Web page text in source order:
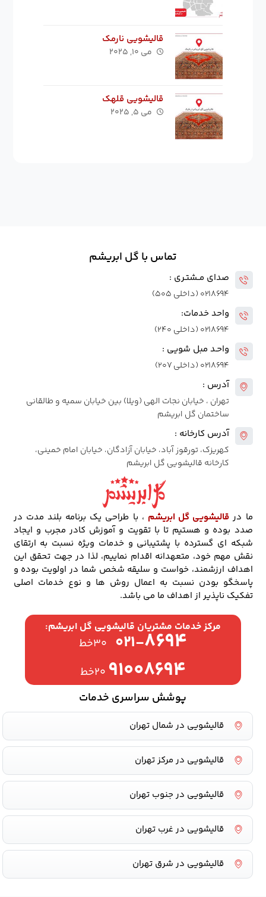
قالیشویی نارمک
می ۱۰, ۲۰۲۵
قالیشویی قلهک
می ۵, ۲۰۲۵
تماس با گل ابریشم
صدای مــشتـری :
۰۲۱۸۶۹۴ (داخلی ۵۰۵)
واحد خدمات:
۰۲۱۸۶۹۴ (داخلی ۲۴۰)
واحـد مبل شویی :
۰۲۱۸۶۹۴ (داخلی ۲۰۷)
آدرس :
تهران ، خیابان نجات الهی (ویلا) بین خیابان سمیه و طالقانی
ساختمان گل ابریشم
آدرس کارخانه :
کهریزک، تورقوز آباد، خیابان آزادگان، خیابان امام خمینی،
کارخانه قالیشویی گل ابریشم
ما در قالیشویی گل ابریشم ، با طراحی یک برنامه بلند مدت در
صدد بوده و هستیم تا با تقویت و آموزش کادر مجرب و ایجاد
شبکه ای گسترده با پشتیبانی و خدمات ویژه نسبت به ارتقای
نقش مهم خود، متعهدانه اقدام نماییم، لذا در جهت تحقق این
اهداف ارزشمند، خواست و سلیقه شخص شما در اولویت بوده و
پاسخگو بودن نسبت به اعمال روش ها و نوع خدمات اصلی
تفکیک ناپذیر از اهداف ما می باشد.
مرکز خدمات مشتریان قالیشویی گل ابریشم:
۰۲۱-۸۶۹۴ ۳۰خط
۹۱۰۰۸۶۹۴ ۲۰خط
پوشش سراسری خدمات
قالیشویی در شمال تهران
قالیشویی در مرکز تهران
قالیشویی در جنوب تهران
قالیشویی در غرب تهران
قالیشویی در شرق تهران